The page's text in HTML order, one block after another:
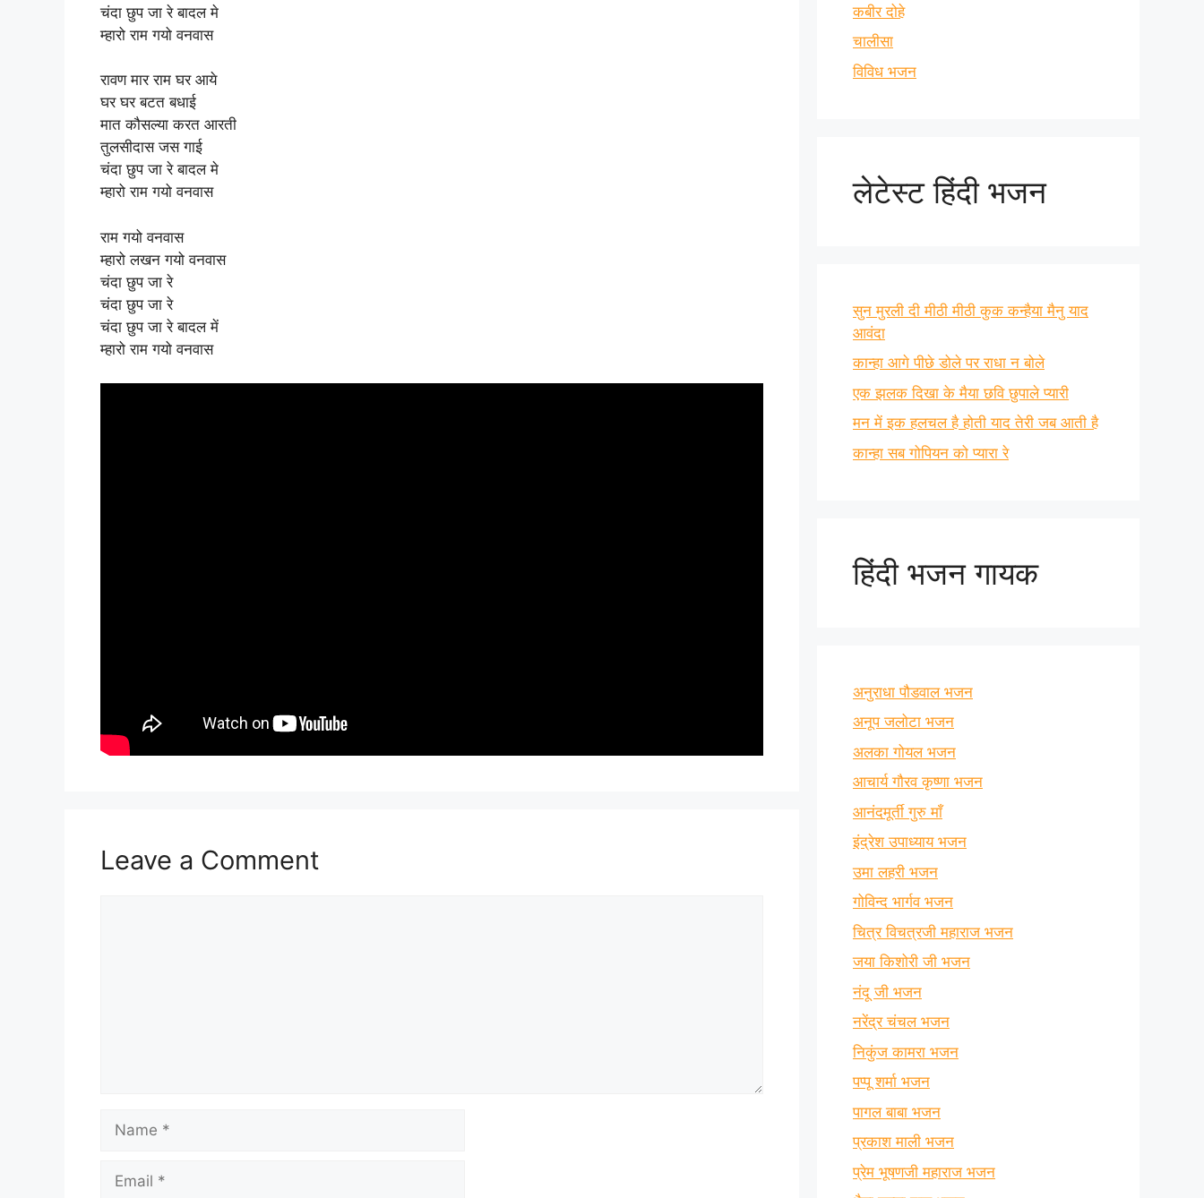
चंदा छुप जा रे बादल मे
म्हारो राम गयो वनवास
रावण मार राम घर आये
घर घर बटत बधाई
मात कौसल्या करत आरती
तुलसीदास जस गाई
चंदा छुप जा रे बादल मे
म्हारो राम गयो वनवास
राम गयो वनवास
म्हारो लखन गयो वनवास
चंदा छुप जा रे
चंदा छुप जा रे
चंदा छुप जा रे बादल में
म्हारो राम गयो वनवास
Leave a Comment
Name
Email
कबीर दोहे
चालीसा
विविध भजन
लेटेस्ट हिंदी भजन
सुन मुरली दी मीठी मीठी कुक कन्हैया मैनु याद
आवंदा
कान्हा आगे पीछे डोले पर राधा न बोले
एक झलक दिखा के मैया छवि छुपाले प्यारी
मन में इक हलचल है होती याद तेरी जब आती है
कान्हा सब गोपियन को प्यारा रे
हिंदी भजन गायक
अनुराधा पौडवाल भजन
अनूप जलोटा भजन
अलका गोयल भजन
आचार्य गौरव कृष्णा भजन
आनंदमूर्ती गुरु माँ
इंद्रेश उपाध्याय भजन
उमा लहरी भजन
गोविन्द भार्गव भजन
चित्र विचत्रजी महाराज भजन
जया किशोरी जी भजन
नंदू जी भजन
नरेंद्र चंचल भजन
निकुंज कामरा भजन
पप्पू शर्मा भजन
पागल बाबा भजन
प्रकाश माली भजन
प्रेम भूषणजी महाराज भजन